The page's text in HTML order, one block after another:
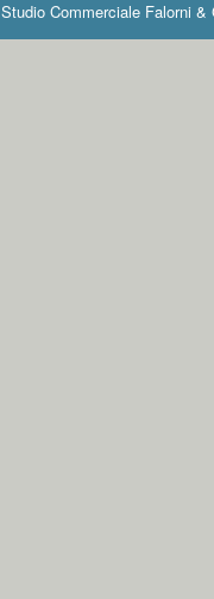
Studio Commerciale Falorni